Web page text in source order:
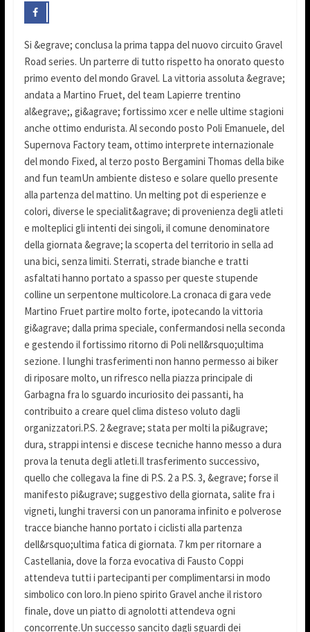
Si &egrave; conclusa la prima tappa del nuovo circuito Gravel
Road series. Un parterre di tutto rispetto ha onorato questo
primo evento del mondo Gravel. La vittoria assoluta &egrave;
andata a Martino Fruet, del team Lapierre trentino
al&egrave;, gi&agrave; fortissimo xcer e nelle ultime stagioni
anche ottimo endurista. Al secondo posto Poli Emanuele, del
Supernova Factory team, ottimo interprete internazionale
del mondo Fixed, al terzo posto Bergamini Thomas della bike
and fun teamUn ambiente disteso e solare quello presente
alla partenza del mattino. Un melting pot di esperienze e
colori, diverse le specialit&agrave; di provenienza degli atleti
e molteplici gli intenti dei singoli, il comune denominatore
della giornata &egrave; la scoperta del territorio in sella ad
una bici, senza limiti. Sterrati, strade bianche e tratti
asfaltati hanno portato a spasso per queste stupende
colline un serpentone multicolore.La cronaca di gara vede
Martino Fruet partire molto forte, ipotecando la vittoria
gi&agrave; dalla prima speciale, confermandosi nella seconda
e gestendo il fortissimo ritorno di Poli nell&rsquo;ultima
sezione. I lunghi trasferimenti non hanno permesso ai biker
di riposare molto, un rifresco nella piazza principale di
Garbagna fra lo sguardo incuriosito dei passanti, ha
contribuito a creare quel clima disteso voluto dagli
organizzatori.P.S. 2 &egrave; stata per molti la pi&ugrave;
dura, strappi intensi e discese tecniche hanno messo a dura
prova la tenuta degli atleti.Il trasferimento successivo,
quello che collegava la fine di P.S. 2 a P.S. 3, &egrave; forse il
manifesto pi&ugrave; suggestivo della giornata, salite fra i
vigneti, lunghi traversi con un panorama infinito e polverose
tracce bianche hanno portato i ciclisti alla partenza
dell&rsquo;ultima fatica di giornata. 7 km per ritornare a
Castellania, dove la forza evocativa di Fausto Coppi
attendeva tutti i partecipanti per complimentarsi in modo
simbolico con loro.In pieno spirito Gravel anche il ristoro
finale, dove un piatto di agnolotti attendeva ogni
concorrente.Un successo sancito dagli sguardi dei